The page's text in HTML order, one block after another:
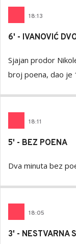
18:13
6' - IVANOVIĆ
Sjajan prodor
broj poena, dao je
18:11
5' - BEZ POENA
Dva minuta bez
18:05
3' - NESTVARNA